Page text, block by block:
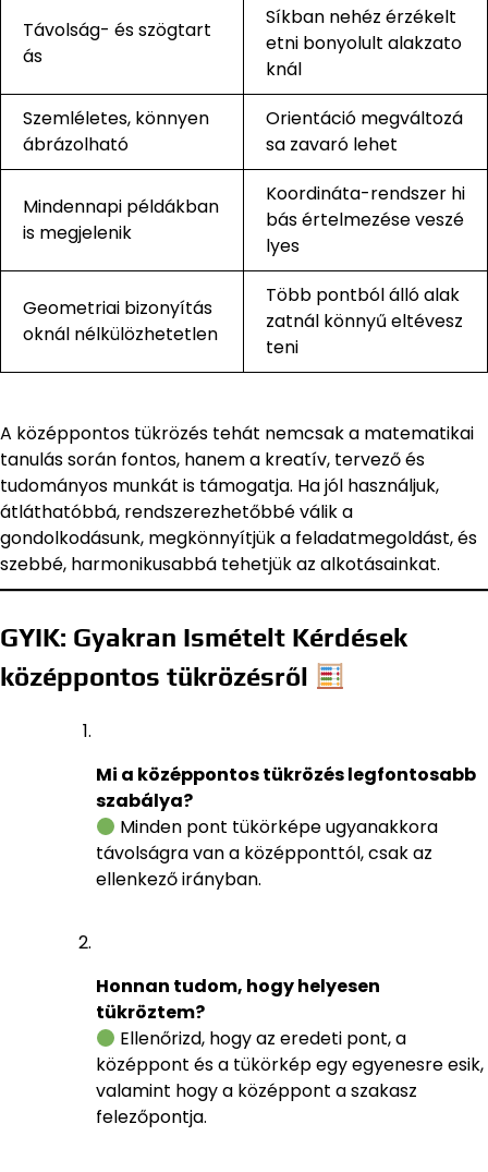
Távolság- és szögtart
ás
Síkban nehéz érzékelt
etni bonyolult alakzato
knál
Szemléletes, könnyen
ábrázolható
Orientáció megváltozá
sa zavaró lehet
Mindennapi példákban
is megjelenik
Koordináta-rendszer hi
bás értelmezése veszé
lyes
Geometriai bizonyítás
oknál nélkülözhetetlen
Több pontból álló alak
zatnál könnyű eltévesz
teni
A középpontos tükrözés tehát nemcsak a matematikai
tanulás során fontos, hanem a kreatív, tervező és
tudományos munkát is támogatja. Ha jól használjuk,
átláthatóbbá, rendszerezhetőbbé válik a
gondolkodásunk, megkönnyítjük a feladatmegoldást, és
szebbé, harmonikusabbá tehetjük az alkotásainkat.
GYIK: Gyakran Ismételt Kérdések
középpontos tükrözésről
Mi a középpontos tükrözés legfontosabb
szabálya?
Minden pont tükörképe ugyanakkora
távolságra van a középponttól, csak az
ellenkező irányban.
Honnan tudom, hogy helyesen
tükröztem?
Ellenőrizd, hogy az eredeti pont, a
középpont és a tükörkép egy egyenesre esik,
valamint hogy a középpont a szakasz
felezőpontja.